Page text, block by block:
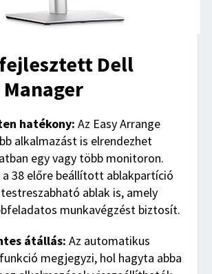
Dell
hatékony: Az Easy Arrange
alkalmazást is elrendezhet
egy vagy több monitoron.
a 38 előre beállított ablakpartíció
ablak is, amely
munkavégzést biztosít.
átállás: Az automatikus
megjegyzi, hol hagyta abba